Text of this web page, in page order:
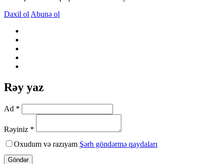
Daxil ol Abunə ol
Rəy yaz
Ad *
Rəyiniz *
Oxudum və razıyam Şərh göndərmə qaydaları
Göndər